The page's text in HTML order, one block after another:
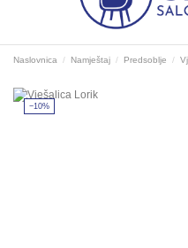
Naslovnica Namještaj Predsoblje
−10%